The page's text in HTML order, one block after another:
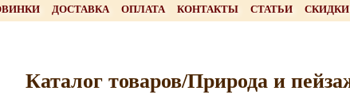
ДОСТАВКА ОПЛАТА КОНТАКТЫ СТАТЬИ СКИДКИ
Каталог товаров/Природа и